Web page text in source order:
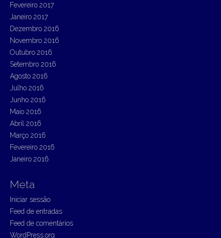
Fevereiro 2017
Janeiro 2017
Dezembro 2016
Novembro 2016
Outubro 2016
Setembro 2016
Agosto 2016
Julho 2016
Junho 2016
Maio 2016
Abril 2016
Março 2016
Fevereiro 2016
Janeiro 2016
Meta
Iniciar sessão
Feed de entradas
Feed de comentários
WordPress.org